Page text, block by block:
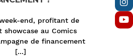
end, profitant de
showcase au Comics
de financement
[...]